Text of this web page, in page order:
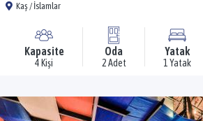
Kaş / İslamlar
Kapasite
4 Kişi
Oda
2 Adet
Yatak
1 Yatak